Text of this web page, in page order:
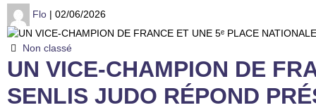
Flo | 02/06/2026
Non classé
UN VICE-CHAMPION DE
SENLIS JUDO RÉPOND